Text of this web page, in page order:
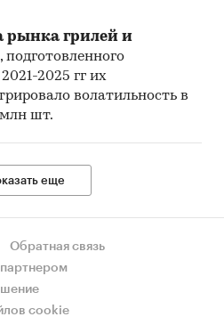
рынка грилей и
, подготовленного
2025 гг их
волатильность в
млн шт.
еще
Обратная связь
cookie